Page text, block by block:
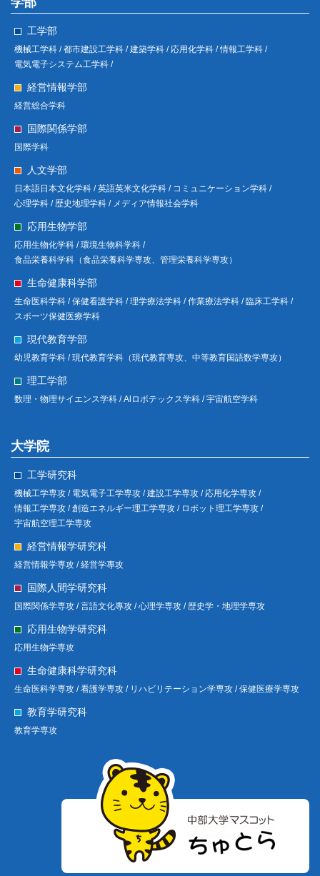
工学部
機械工学科 / 都市建設工学科 / 建築学科 / 応用化学科 / 情報工学科 /
電気電子システム工学科 /
経営情報学部
経営総合学科
国際関係学部
国際学科
人文学部
日本語日本文化学科 / 英語英米文化学科 / コミュニケーション学科 /
心理学科 / 歴史地理学科 / メディア情報社会学科
応用生物学部
応用生物化学科 / 環境生物科学科 /
食品栄養科学科（食品栄養科学専攻、管理栄養科学専攻）
生命健康科学部
生命医科学科 / 保健看護学科 / 理学療法学科 / 作業療法学科 / 臨床工学科 /
スポーツ保健医療学科
現代教育学部
幼児教育学科 / 現代教育学科（現代教育専攻、中等教育国語数学専攻）
理工学部
数理・物理サイエンス学科 / Alロボテックス学科 / 宇宙航空学科
大学院
工学研究科
機械工学専攻 / 電気電子工学専攻 / 建設工学専攻 / 応用化学専攻 /
情報工学専攻 / 創造エネルギー理工学専攻 / ロボット理工学専攻 /
宇宙航空理工学専攻
経営情報学研究科
経営情報学専攻 / 経営学專攻
国際人間学研究科
国際関係学専攻 / 言語文化專攻 / 心理学専攻 / 歴史学・地理学専攻
応用生物学研究科
応用生物学専攻
生命健康科学研究科
生命医科学専攻 / 看護学専攻 / リハビリテーション学専攻 / 保健医療学専攻
教育学研究科
教育学専攻